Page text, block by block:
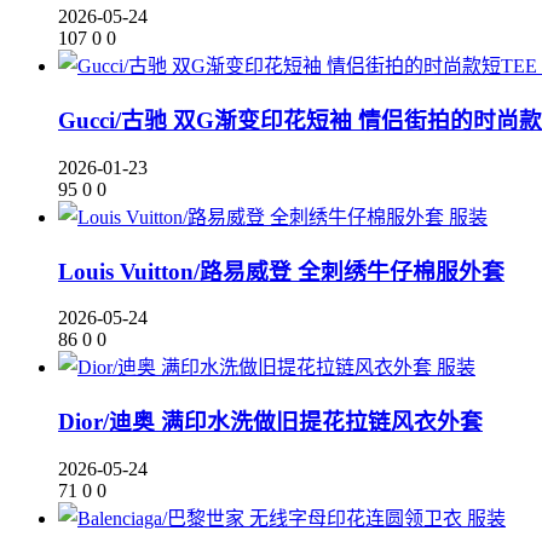
2026-05-24
107 0 0
Gucci/古驰 双G渐变印花短袖 情侣街拍的时尚
2026-01-23
95 0 0
服装
Louis Vuitton/路易威登 全刺绣牛仔棉服外套
2026-05-24
86 0 0
服装
Dior/迪奥 满印水洗做旧提花拉链风衣外套
2026-05-24
71 0 0
服装